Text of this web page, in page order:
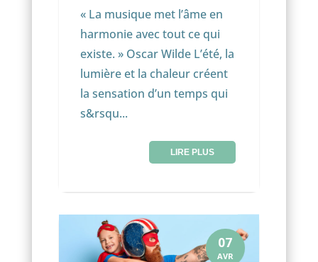
« La musique met l’âme en
harmonie avec tout ce qui
existe. » Oscar Wilde L’été, la
lumière et la chaleur créent
la sensation d’un temps qui
s&rsqu...
LIRE PLUS
07
AVR